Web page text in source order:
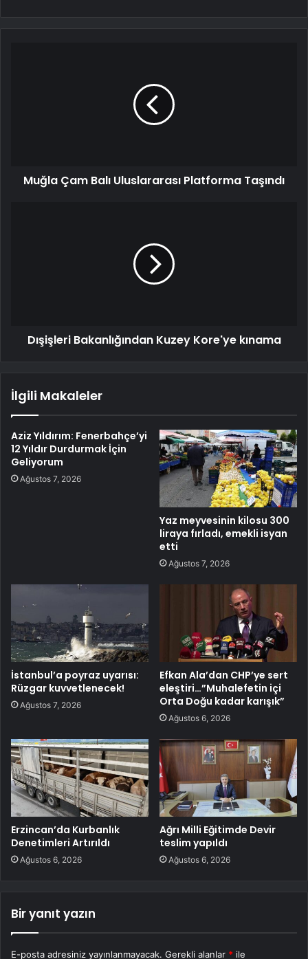
Muğla Çam Balı Uluslararası Platforma Taşındı
Dışişleri Bakanlığından Kuzey Kore'ye kınama
İlgili Makaleler
Aziz Yıldırım: Fenerbahçe’yi
12 Yıldır Durdurmak İçin
Geliyorum
Ağustos 7, 2026
Yaz meyvesinin kilosu 300
liraya fırladı, emekli isyan
etti
Ağustos 7, 2026
İstanbul’a poyraz uyarısı:
Rüzgar kuvvetlenecek!
Ağustos 7, 2026
Efkan Ala’dan CHP’ye sert
eleştiri…”Muhalefetin içi
Orta Doğu kadar karışık”
Ağustos 6, 2026
Erzincan’da Kurbanlık
Denetimleri Artırıldı
Ağustos 6, 2026
Ağrı Milli Eğitimde Devir
teslim yapıldı
Ağustos 6, 2026
Bir yanıt yazın
E-posta adresiniz yayınlanmayacak. Gerekli alanlar * ile